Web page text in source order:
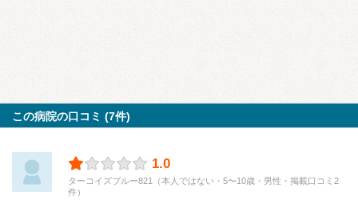
この病院の口コミ (7件)
1.0
ターコイズブルー821（本人ではない・5〜10歳・男性・掲載口コミ2
件）